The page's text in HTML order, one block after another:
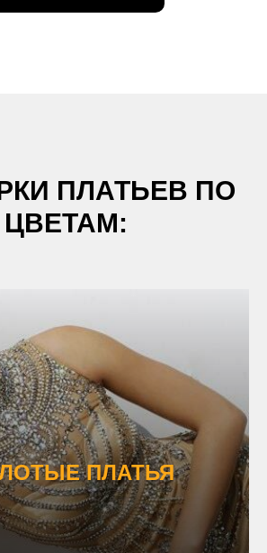
ПЛАТЬЕВ ПО
ЦВЕТАМ:
ПЛАТЬЯ